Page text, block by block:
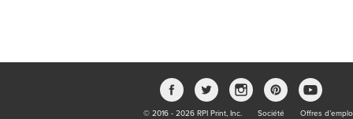
© 2016 - 2026 RPI Print, Inc. Société Offres